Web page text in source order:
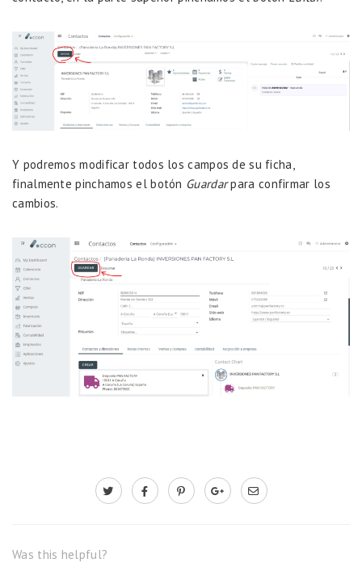
Y podremos modificar todos los campos de su ficha,
finalmente pinchamos el botón Guardarpara confirmar los
cambios.
Was this helpful?